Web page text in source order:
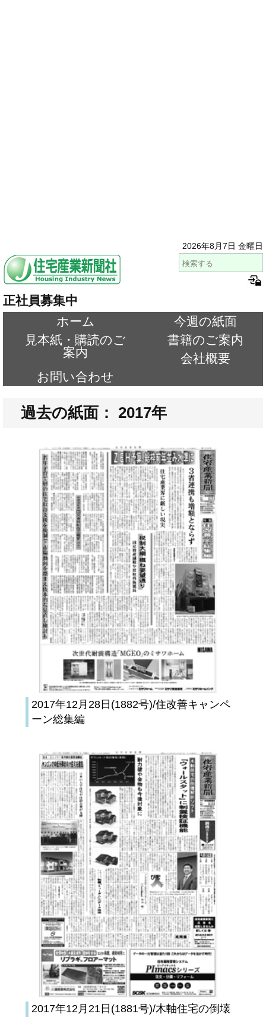
2026年8月7日 金曜日
正社員募集中
ホーム
今週の紙面
見本紙・購読のご
案内
書籍のご案内
会社概要
お問い合わせ
過去の紙面： 2017年
2017年12月28日(1882号)/住改善キャンペ
ーン総集編
2017年12月21日(1881号)/木軸住宅の倒壊